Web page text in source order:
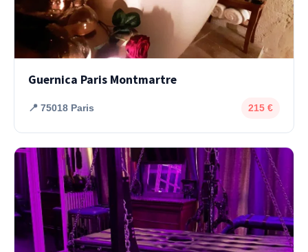
Guernica Paris Montmartre
📍 75018 Paris 215 €